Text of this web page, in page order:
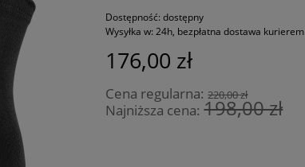
Dostępność: dostępny
Wysyłka w: 24h, bezpłatna dostawa kurierem
176,00 zł
Cena regularna:220,00 zł
Najniższa cena:198,00 zł